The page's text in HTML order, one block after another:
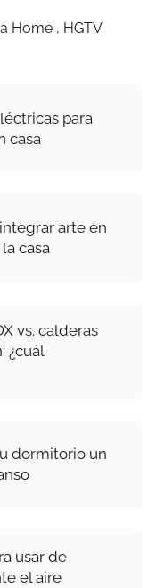
Home , HGTV
para
casa
arte en
casa
vs. calderas
¿cuál
dormitorio un
usar de
el aire